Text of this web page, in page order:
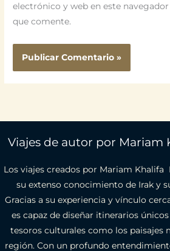
electrónico y web en este
que comente.
Viajes de autor por Mariam
Los viajes creados por Mariam Khalifa
su extenso conocimiento de Irak y
Gracias a su experiencia y vínculo
es capaz de diseñar itinerarios
tesoros culturales como los paisajes
región. Con un profundo